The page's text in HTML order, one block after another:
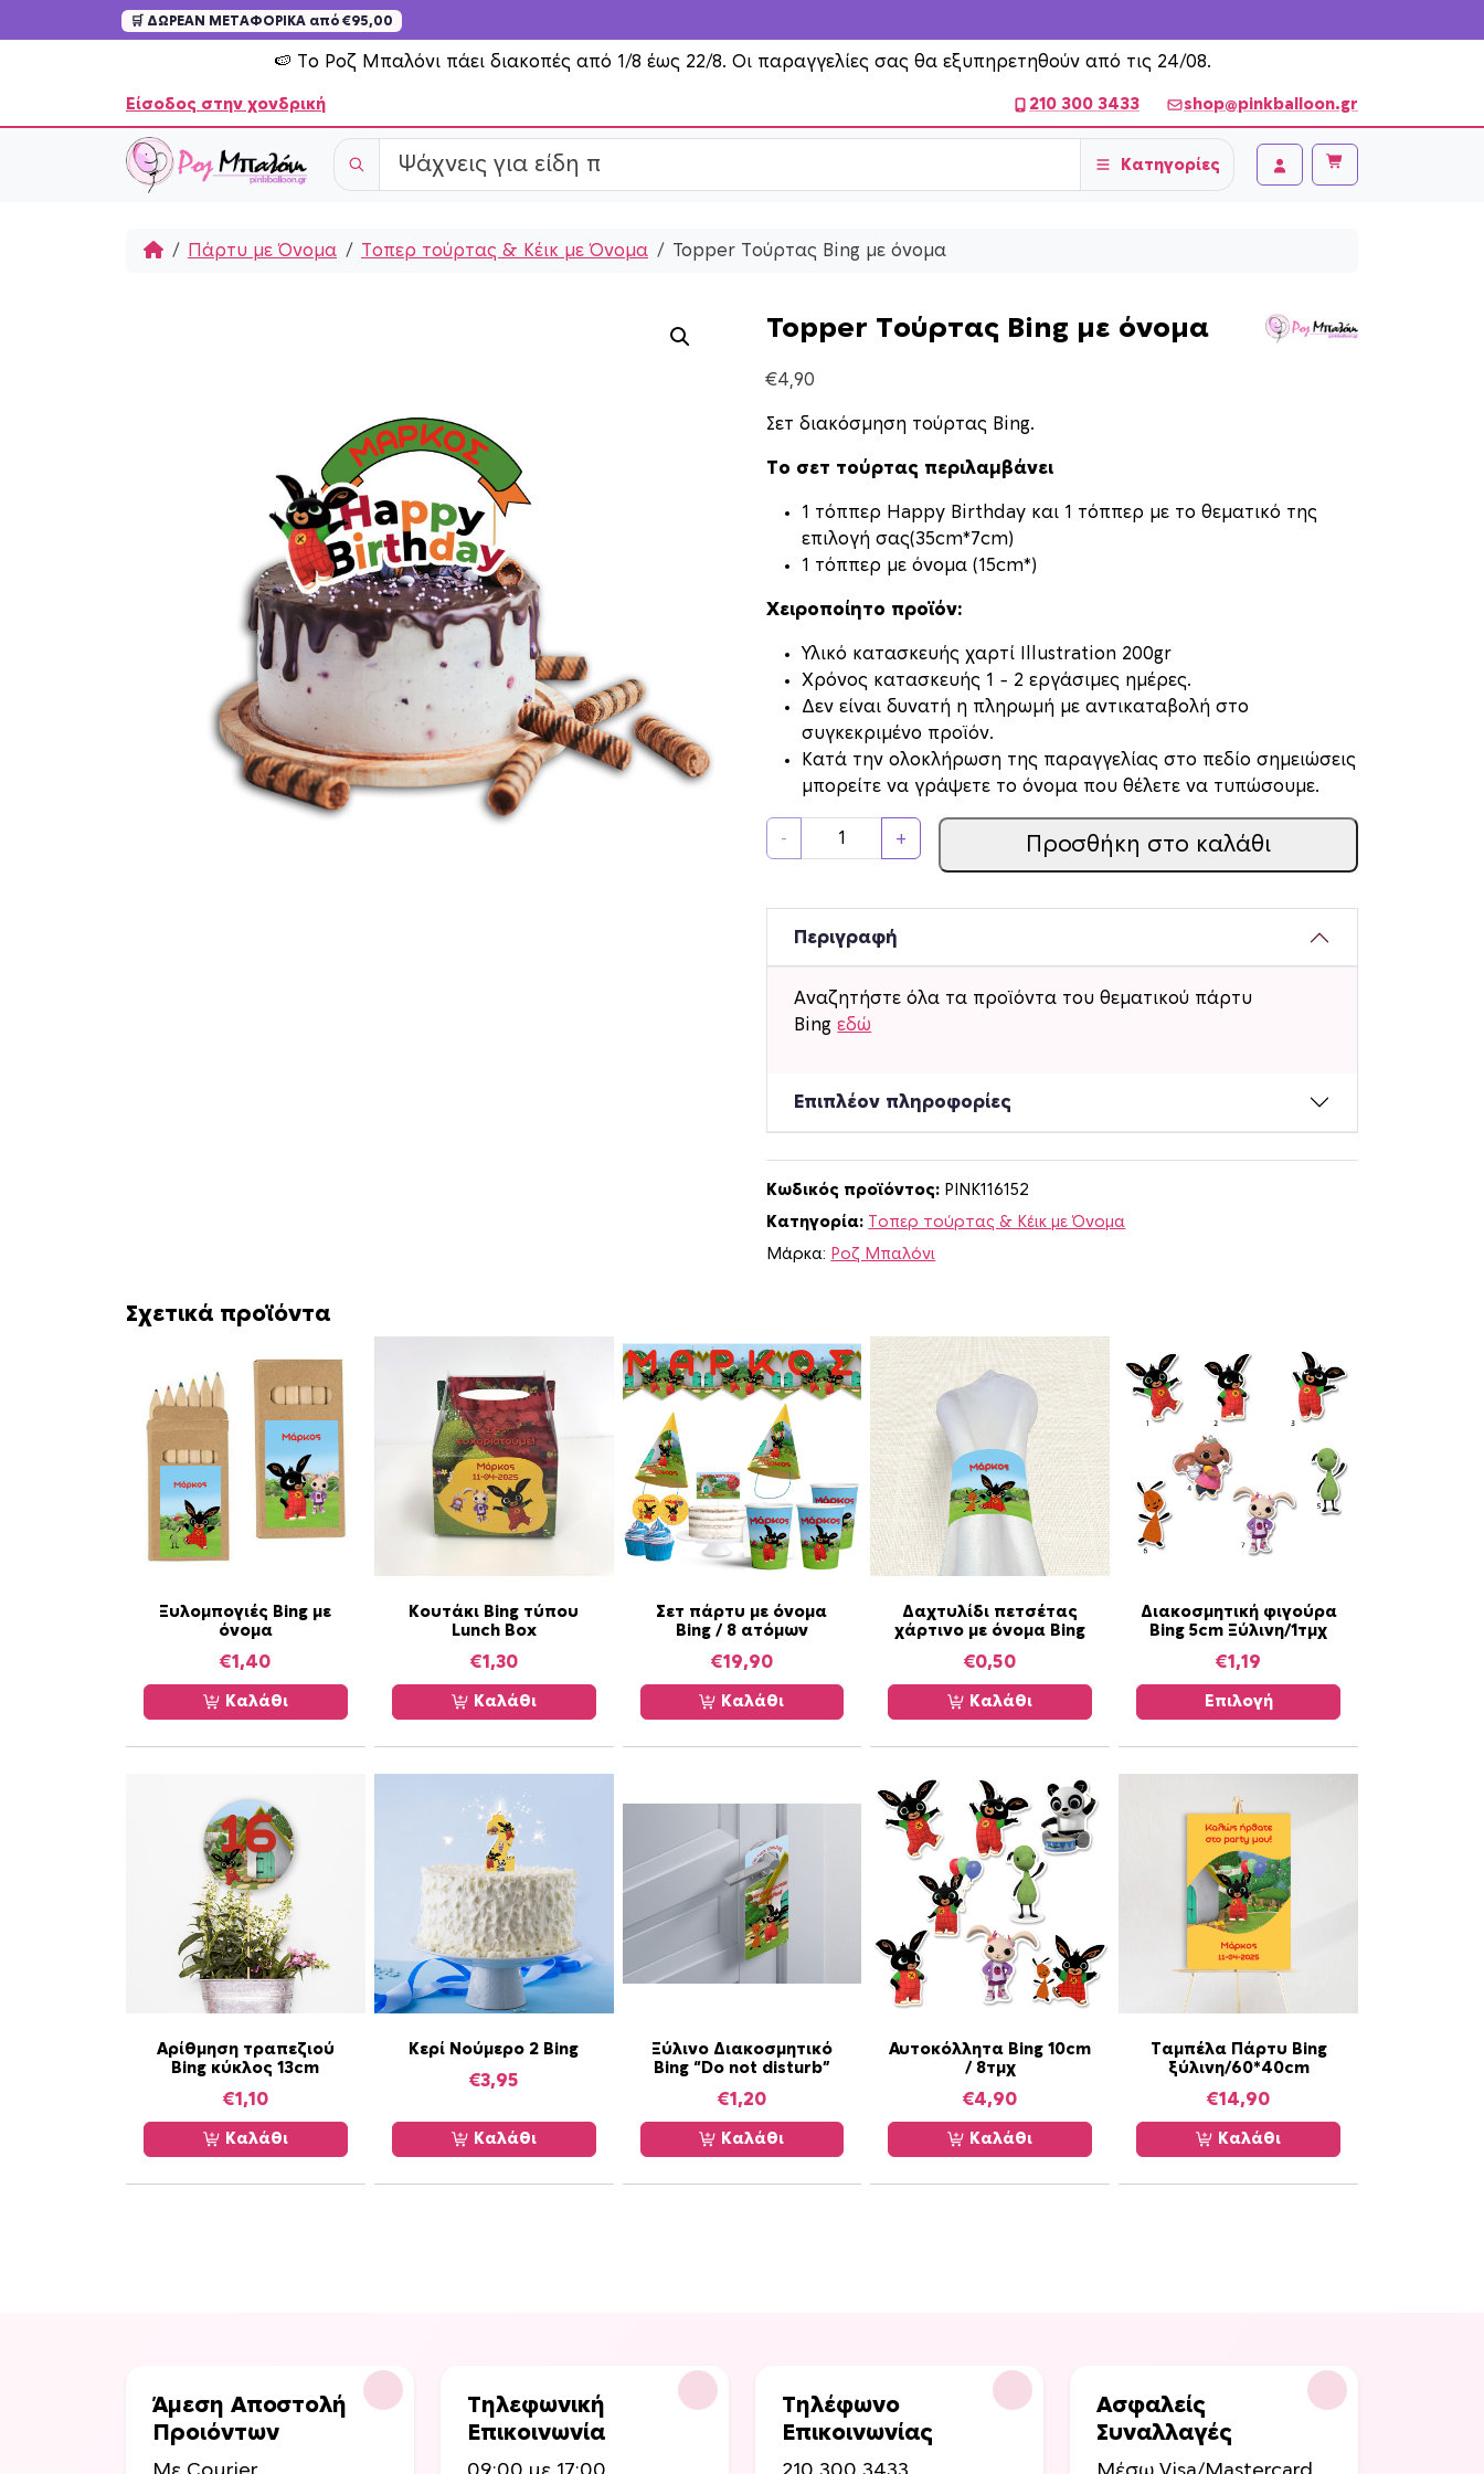
🛒 ΔΩΡΕΑΝ ΜΕΤΑΦΟΡΙΚΑ από €95,00
🍉 Το Ροζ Μπαλόνι πάει διακοπές από 1/8 έως 22/8. Οι παραγγελίες σας θα εξυπηρετηθούν από τις 24/08.
Είσοδος στην χονδρική 210 300 3433 shop@pinkballoon.gr
Κατηγορίες
Account
Cart
HomeΠάρτυ με Όνομα Τοπερ τούρτας & Κέικ με Όνομα Topper Τούρτας Bing με όνομα
Topper Τούρτας Bing με όνομα
€4,90
Σετ διακόσμηση τούρτας Bing.
Το σετ τούρτας περιλαμβάνει
1 τόππερ Happy Birthday και 1 τόππερ με το θεματικό της
επιλογή σας(35cm*7cm)
1 τόππερ με όνομα (15cm*)
Χειροποίητο προϊόν:
Υλικό κατασκευής χαρτί Illustration 200gr
Xρόνος κατασκευής 1 – 2 εργάσιμες ημέρες.
Δεν είναι δυνατή η πληρωμή με αντικαταβολή στο
συγκεκριμένο προϊόν.
Κατά την ολοκλήρωση της παραγγελίας στο πεδίο σημειώσεις
μπορείτε να γράψετε το όνομα που θέλετε να τυπώσουμε.
-
o
p
r
i
n
g
ό
ν
ο
μ
α
π
ο
σ
ό
η
τ
+ Προσθήκη στο καλάθι
Περιγραφή
Αναζητήστε όλα τα προϊόντα του θεματικού πάρτυ
Bingεδώ
Επιπλέον πληροφορίες
Κωδικός προϊόντος: PINK116152
Κατηγορία: Τοπερ τούρτας & Κέικ με Όνομα
Μάρκα: Ροζ Μπαλόνι
Σχετικά προϊόντα
Ξυλομπογιές Bing με
όνομα
€1,40
Καλάθι
Κουτάκι Bing τύπου
Lunch Box
€1,30
Καλάθι
Σετ πάρτυ με όνομα
Bing / 8 ατόμων
€19,90
Καλάθι
Δαχτυλίδι πετσέτας
χάρτινο με όνομα Bing
€0,50
Καλάθι
Διακοσμητική φιγούρα
Bing 5cm Ξύλινη/1τμχ
€1,19
Επιλογή
Α
ό
τ
π
λ
λ
α
Αρίθμηση τραπεζιού
Bing κύκλος 13cm
€1,10
Καλάθι
Κερί Νούμερο 2 Bing
€3,95
Καλάθι
Ξύλινο Διακοσμητικό
Bing “Do not disturb”
€1,20
Καλάθι
Αυτοκόλλητα Bing 10cm
/ 8τμχ
€4,90
Καλάθι
Ταμπέλα Πάρτυ Bing
ξύλινη/60*40cm
€14,90
Καλάθι
Άμεση Αποστολή
Προιόντων
Τηλεφωνική
Επικοινωνία
Τηλέφωνο
Επικοινωνίας
Ασφαλείς
Συναλλαγές